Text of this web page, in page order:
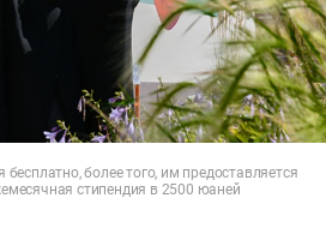
более того, им предоставляется
стипендия в 2500 юаней